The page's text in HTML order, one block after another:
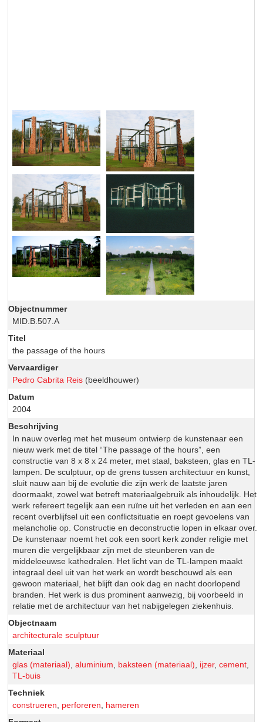
Objectnummer
MID.B.507.A
Titel
the passage of the hours
Vervaardiger
Pedro Cabrita Reis (beeldhouwer)
Datum
2004
Beschrijving
In nauw overleg met het museum ontwierp de kunstenaar een
nieuw werk met de titel “The passage of the hours”, een
constructie van 8 x 8 x 24 meter, met staal, baksteen, glas en TL-
lampen. De sculptuur, op de grens tussen architectuur en kunst,
sluit nauw aan bij de evolutie die zijn werk de laatste jaren
doormaakt, zowel wat betreft materiaalgebruik als inhoudelijk. Het
werk refereert tegelijk aan een ruïne uit het verleden en aan een
recent overblijfsel uit een conflictsituatie en roept gevoelens van
melancholie op. Constructie en deconstructie lopen in elkaar over.
De kunstenaar noemt het ook een soort kerk zonder religie met
muren die vergelijkbaar zijn met de steunberen van de
middeleeuwse kathedralen. Het licht van de TL-lampen maakt
integraal deel uit van het werk en wordt beschouwd als een
gewoon materiaal, het blijft dan ook dag en nacht doorlopend
branden. Het werk is dus prominent aanwezig, bij voorbeeld in
relatie met de architectuur van het nabijgelegen ziekenhuis.
Objectnaam
architecturale sculptuur
Materiaal
glas (materiaal) ,aluminium baksteen (materiaal) ijzer,cement
TL-buis
Techniek
construeren
perforeren
hameren